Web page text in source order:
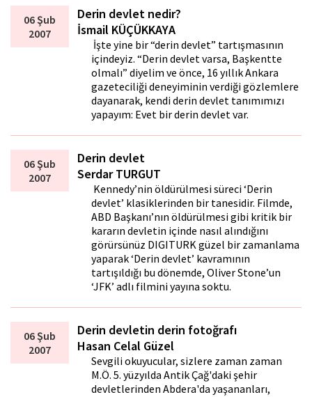
06 Şub
2007
Derin devlet nedir?
İsmail KÜÇÜKKAYA
İşte yine bir “derin devlet” tartışmasının
içindeyiz. “Derin devlet varsa, Başkentte
olmalı” diyelim ve önce, 16 yıllık Ankara
gazeteciliği deneyiminin verdiği gözlemlere
dayanarak, kendi derin devlet tanımımızı
yapayım: Evet bir derin devlet var.
06 Şub
2007
Derin devlet
Serdar TURGUT
Kennedy’nin öldürülmesi süreci ‘Derin
devlet’ klasiklerinden bir tanesidir. Filmde,
ABD Başkanı’nın öldürülmesi gibi kritik bir
kararın devletin içinde nasıl alındığını
görürsünüz DIGITURK güzel bir zamanlama
yaparak ‘Derin devlet’ kavramının
tartışıldığı bu dönemde, Oliver Stone’un
‘JFK’ adlı filmini yayına soktu.
06 Şub
2007
Derin devletin derin fotoğrafı
Hasan Celal Güzel
Sevgili okuyucular, sizlere zaman zaman
M.Ö. 5. yüzyılda Antik Çağ'daki şehir
devletlerinden Abdera'da yaşananları,